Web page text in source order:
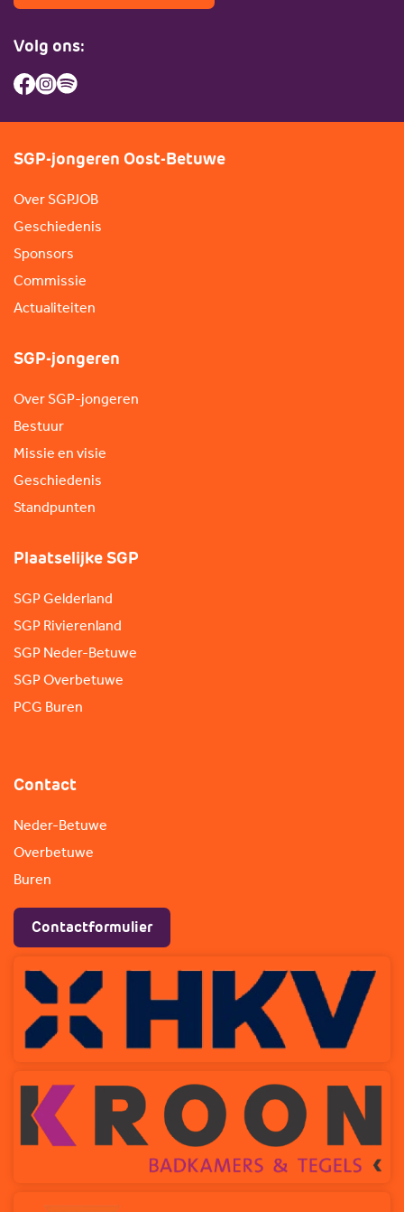
Volg ons:
SGP-jongeren Oost-Betuwe
Over SGPJOB
Geschiedenis
Sponsors
Commissie
Actualiteiten
SGP-jongeren
Over SGP-jongeren
Bestuur
Missie en visie
Geschiedenis
Standpunten
Plaatselijke SGP
SGP Gelderland
SGP Rivierenland
SGP Neder-Betuwe
SGP Overbetuwe
PCG Buren
Contact
Neder-Betuwe
Overbetuwe
Buren
Contactformulier